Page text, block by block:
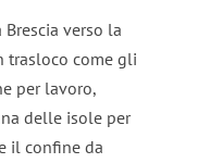
verso la
trasloco come gli
per lavoro,
delle isole per
il confine da